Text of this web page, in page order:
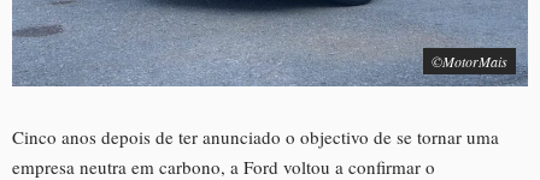
©MotorMais
Cinco anos depois de ter anunciado o objectivo de se tornar uma
empresa neutra em carbono, a Ford voltou a confirmar o